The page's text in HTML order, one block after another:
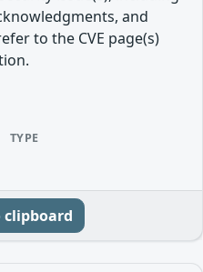
and
to the CVE page(s)
TYPE
clipboard